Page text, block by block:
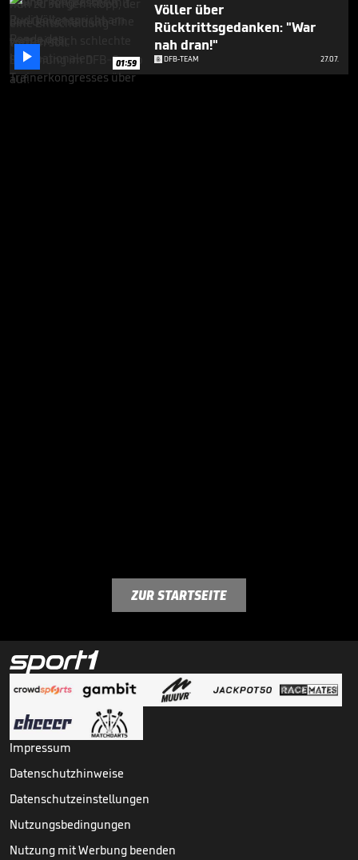
 01:59
Völler über
Rücktrittsgedanken: "War
nah dran!"
DFB-TEAM 27.07.
ZUR STARTSEITE
Impressum
Datenschutzhinweise
Datenschutzeinstellungen
Nutzungsbedingungen
Nutzung mit Werbung beenden